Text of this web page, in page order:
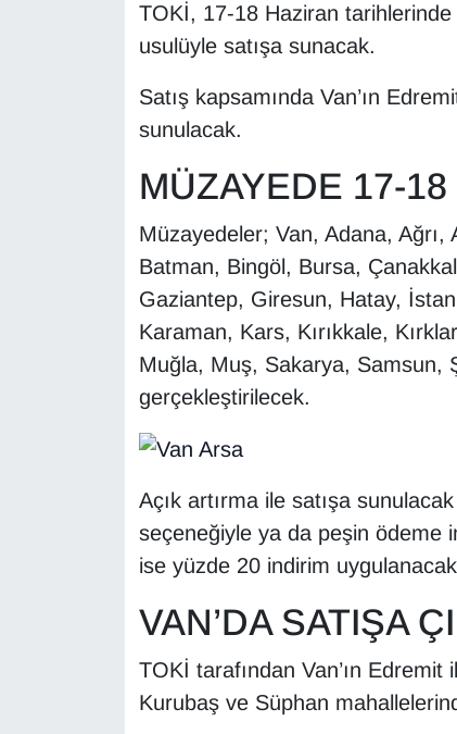
TOKİ, 17-18 Haziran
usulüyle satışa sunacak.
Satış kapsamında Van’ın
sunulacak.
MÜZAYEDE 17-
Müzayedeler; Van, Adana, Ağrı,
Batman, Bingöl, Bursa,
Gaziantep, Giresun, Hatay,
Karaman, Kars, Kırıkkale,
Muğla, Muş, Sakarya, Samsun,
gerçekleştirilecek.
Açık artırma ile satışa
seçeneğiyle ya da peşin ödeme
ise yüzde 20 indirim
VAN’DA SATIŞA
TOKİ tarafından Van’ın Edremit
Kurubaş ve Süphan
HABERDE İNSAN
Kamu Alımları
Kim Kimdir?
Kültür & Sanat
MAGAZİN
ONE EKONOMİ
POLİTİKA